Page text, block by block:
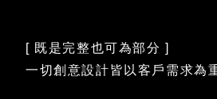
[ 既是完整也可為部分 ]
一切創意設計皆以客戶需求為